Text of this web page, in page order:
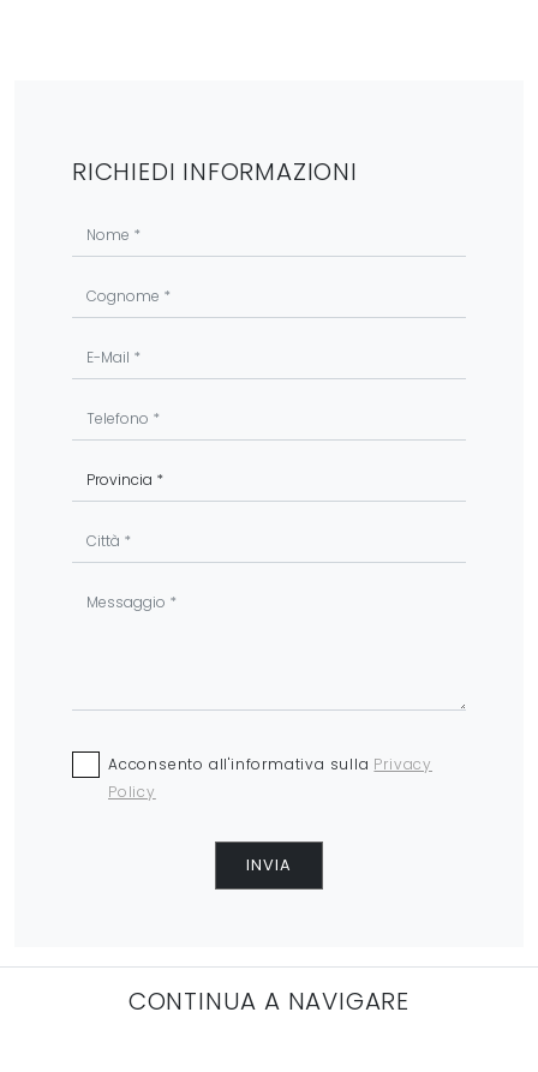
RICHIEDI INFORMAZIONI
Acconsento all'informativa sulla Privacy
Policy
INVIA
CONTINUA A NAVIGARE